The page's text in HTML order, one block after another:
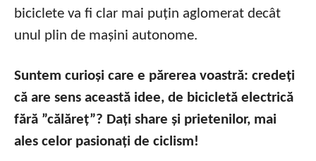
biciclete va fi clar mai puțin aglomerat decât
unul plin de mașini autonome.
Suntem curioși care e părerea voastră: credeți
că are sens această idee, de bicicletă electrică
fără ”călăreț”? Dați share și prietenilor, mai
ales celor pasionați de ciclism!